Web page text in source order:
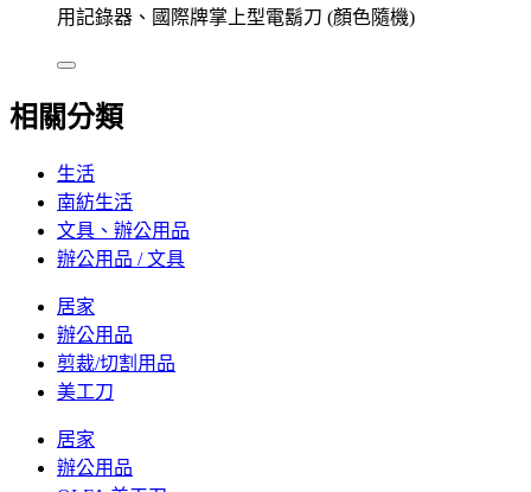
用記錄器、國際牌掌上型電鬍刀 (顏色隨機)
相關分類
生活
南紡生活
文具、辦公用品
辦公用品 / 文具
居家
辦公用品
剪裁/切割用品
美工刀
居家
辦公用品